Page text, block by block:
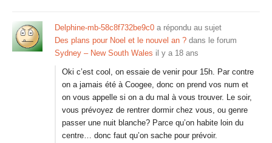
Delphine-mb-58c8f732be9c0 a répondu au sujet
Des plans pour Noel et le nouvel an ? dans le forum
Sydney – New South Wales il y a 18 ans
Oki c’est cool, on essaie de venir pour 15h. Par contre
on a jamais été à Coogee, donc on prend vos num et
on vous appelle si on a du mal à vous trouver. Le soir,
vous prévoyez de rentrer dormir chez vous, ou genre
passer une nuit blanche? Parce qu’on habite loin du
centre… donc faut qu’on sache pour prévoir.